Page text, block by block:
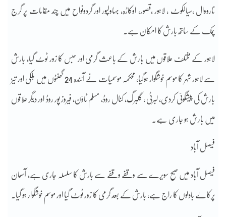
نارووال ،سیالکوٹ ، لاہور ،قصور، اوکاڑہ، بہاولپور اور گردونواح میں چند مقامات پر گرج
چمک کے ساتھ بارش کا امکان ہے۔
لاہور کے مختلف علاقوں میں بارش کے باعث گرمی اور حبس کا زور ٹوٹ گیا، بارش
سے لاہور شہر کا موسم خوشگوار ہوگیا، محکمہ موسمیات نے آئندہ 24 گھنٹوں میں ہلکی اور تیز
بارش کی پیشگوئی کردی، لبرٹی ، گلبرگ، کنال روڈ، مسلم ٹاؤن، فیروز پور روڈ اور دیگر علاقوں
میں بارش ہو جاری ہے۔
فیصل آباد
فیصل آباد میں صبح سویرے سے وقفے وقفے سے بارش کا سلسلہ جاری ہے، آسمان
پرکالے بادلوں کا راج ہے، بارش کے بعد گرمی کا زور ٹوٹ گیا اور موسم خوشگوار ہو گیا۔